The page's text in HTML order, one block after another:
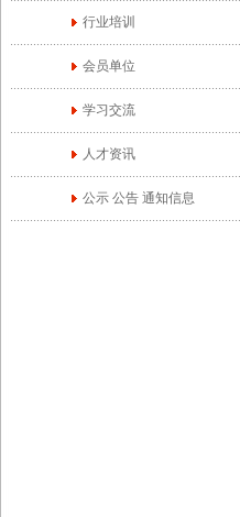
行业培训
会员单位
学习交流
人才资讯
公示 公告 通知信息